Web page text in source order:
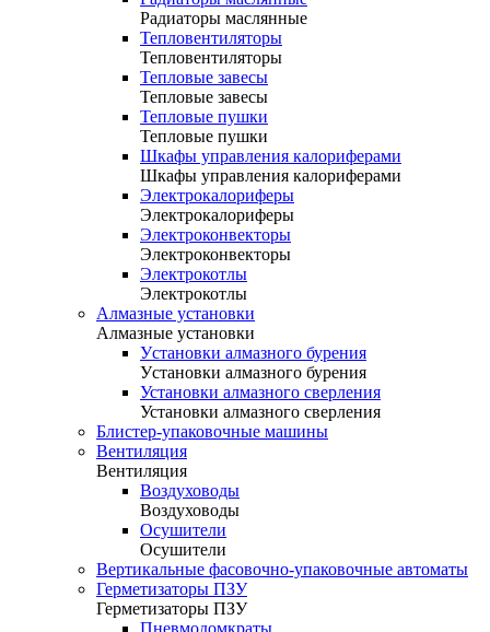
Радиаторы маслянные
Тепловентиляторы
Тепловентиляторы
Тепловые завесы
Тепловые завесы
Тепловые пушки
Тепловые пушки
Шкафы управления калориферами
Шкафы управления калориферами
Электрокалориферы
Электрокалориферы
Электроконвекторы
Электроконвекторы
Электрокотлы
Электрокотлы
Алмазные установки
Алмазные установки
Уcтановки алмазного бурения
Уcтановки алмазного бурения
Установки алмазного сверления
Установки алмазного сверления
Блистер-упаковочные машины
Вентиляция
Вентиляция
Воздуховоды
Воздуховоды
Осушители
Осушители
Вертикальные фасовочно-упаковочные автоматы
Герметизаторы ПЗУ
Герметизаторы ПЗУ
Пневмодомкраты